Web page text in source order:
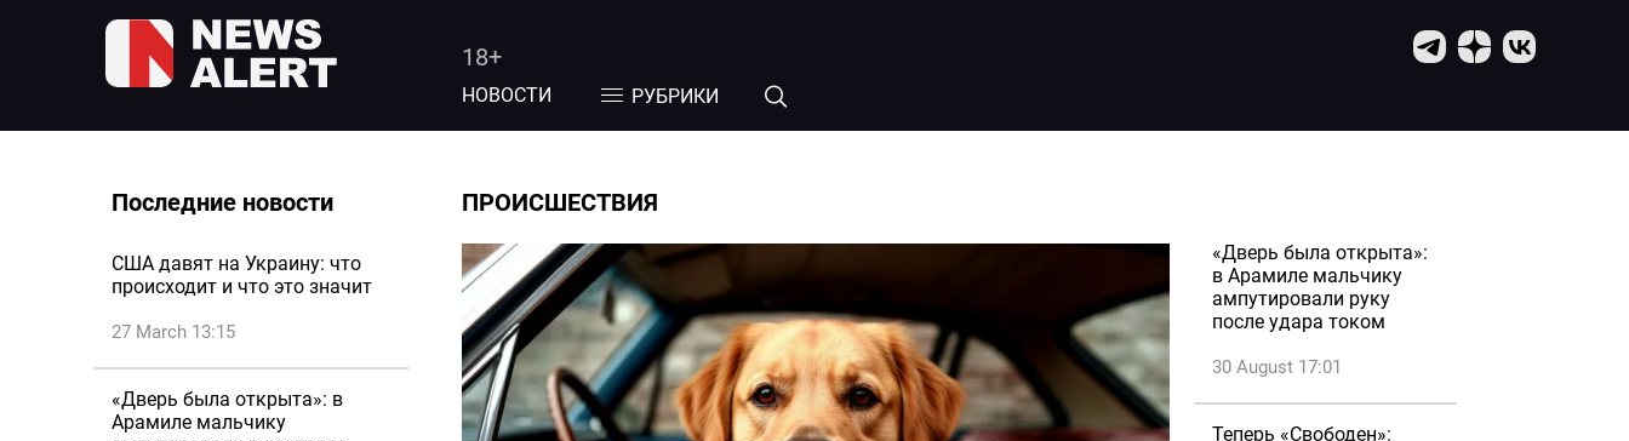
18+
НОВОСТИ РУБРИКИ
Последние новости
США давят на Украину: что
происходит и что это значит
27 March 13:15
«Дверь была открыта»: в
Арамиле мальчику
ПРОИСШЕСТВИЯ
«Дверь была открыта»:
в Арамиле мальчику
ампутировали руку
после удара током
30 August 17:01
Теперь «Свободен»: